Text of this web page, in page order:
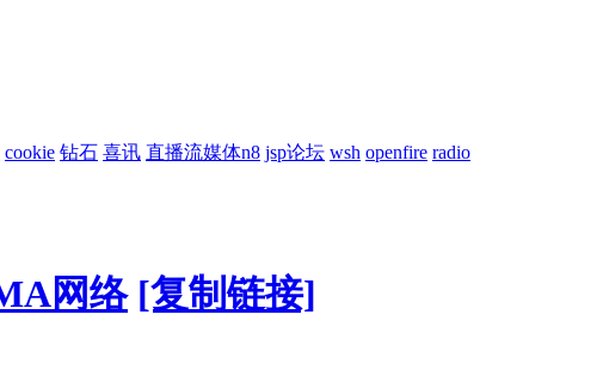
cookie 钻石 喜讯 直播流媒体n8 jsp论坛 wsh openfire radio
网络 [复制链接]